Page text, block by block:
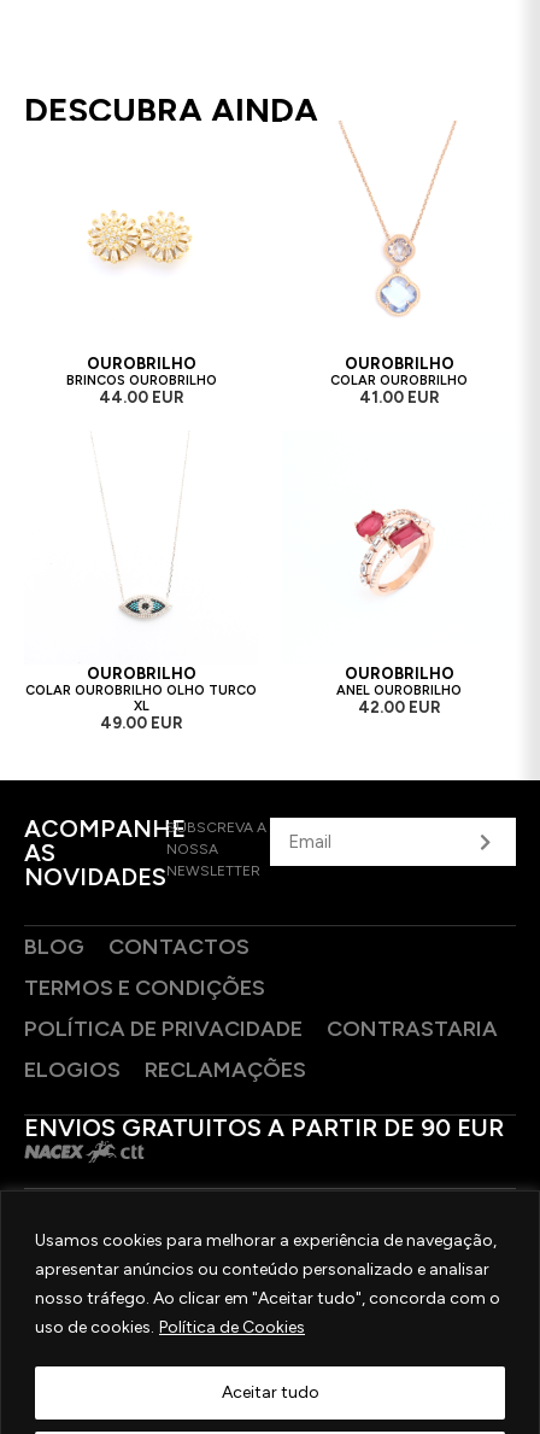
Usamos cookies para melhorar a experiência de navegação,
apresentar anúncios ou conteúdo personalizado e analisar
nosso tráfego. Ao clicar em "Aceitar tudo", concorda com o
uso de cookies. Política de Cookies
Aceitar tudo
DESCUBRA AINDA
OUROBRILHO
BRINCOS OUROBRILHO
44.00 EUR
OUROBRILHO
COLAR OUROBRILHO
41.00 EUR
OUROBRILHO
COLAR OUROBRILHO OLHO TURCO
XL
49.00 EUR
OUROBRILHO
ANEL OUROBRILHO
42.00 EUR
ACOMPANHE
AS
NOVIDADES
SUBSCREVA A
NOSSA
NEWSLETTER
BLOG
CONTACTOS
TERMOS E CONDIÇÕES
POLÍTICA DE PRIVACIDADE
CONTRASTARIA
ELOGIOS
RECLAMAÇÕES
ENVIOS GRATUITOS A PARTIR DE 90 EUR
SIGA-NOS
2025 © OURIVESARIA FRADIZELA